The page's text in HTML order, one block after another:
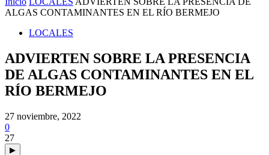
ALGAS CONTAMINANTES EN EL RÍO BERMEJO
LOCALES
ADVIERTEN SOBRE LA PRESENCIA
DE ALGAS CONTAMINANTES EN EL
RÍO BERMEJO
27 noviembre, 2022
0
27
▶